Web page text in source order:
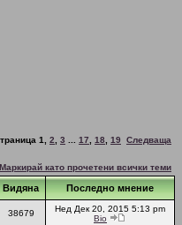
1 2 3 17 18 19 Следваща
Маркирай като прочетени всички теми
Видяна Последно мнение
38679
Нед Дек 20, 2015 5:13 pm
Bio